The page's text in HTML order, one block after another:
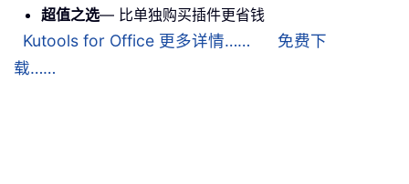
超值之选— 比单独购买插件更省钱
Kutools for Office 更多详情……
免费下
载……